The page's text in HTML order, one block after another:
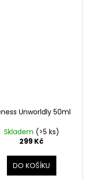
Unworldly 50ml
Skladem (>5 ks)
299 Kč
DO KOŠÍKU